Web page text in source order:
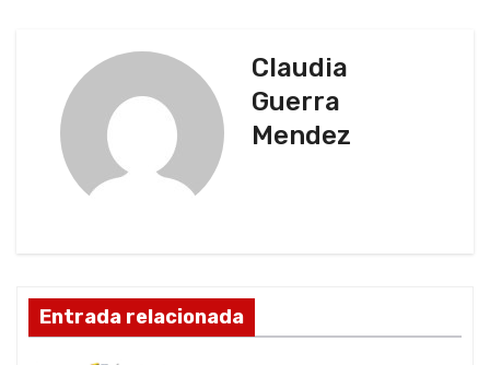
e
Claudia
Guerra
Mendez
Entrada relacionada